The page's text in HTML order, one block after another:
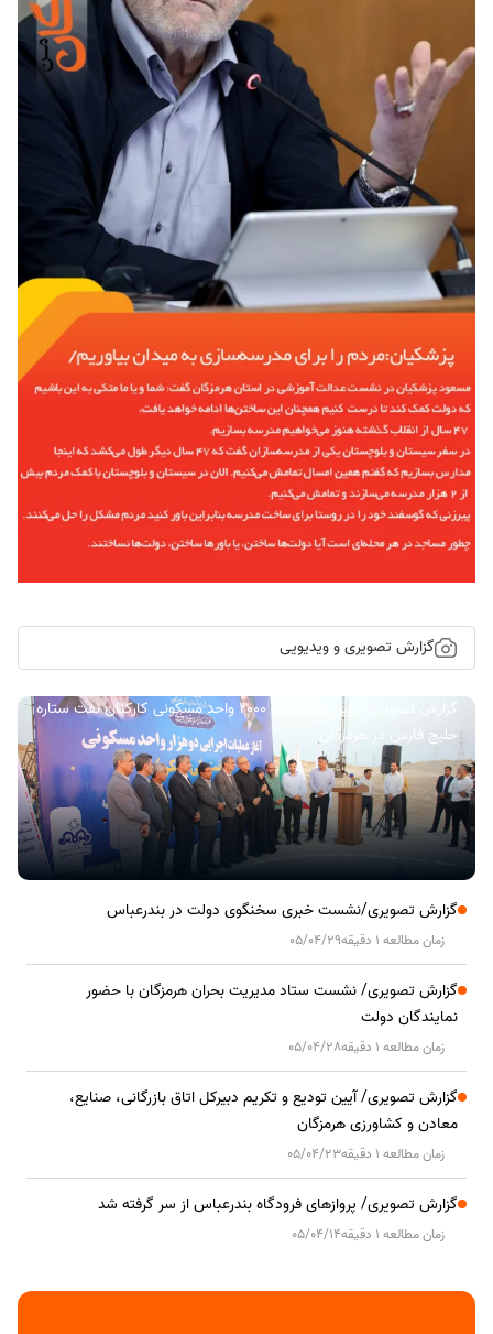
گزارش تصویری و ویدیویی
گزارش تصویری/ آیین کلنگ زنی ۲۰۰۰ واحد مسکونی کارکنان نفت ستاره
خلیج فارس در هرمزگان
گزارش تصویری/نشست خبری سخنگوی دولت در بندرعباس
زمان مطالعه 1 دقیقه 05/04/29
گزارش تصویری/ نشست ستاد مدیریت بحران هرمزگان با حضور
نمایندگان دولت
زمان مطالعه 1 دقیقه 05/04/28
گزارش تصویری/ آیین تودیع و تکریم دبیرکل اتاق بازرگانی، صنایع،
معادن و کشاورزی هرمزگان
زمان مطالعه 1 دقیقه 05/04/23
گزارش تصویری/ پروازهای فرودگاه بندرعباس از سر گرفته شد
زمان مطالعه 1 دقیقه 05/04/14